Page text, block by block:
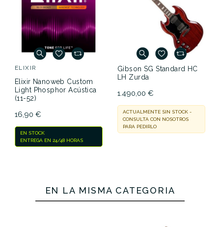
ELIXIR
Elixir Nanoweb Custom
Light Phosphor Acústica
(11-52)
16,90 €
EN STOCK
ENTREGA EN 24/48 HORAS
Gibson SG Standard HC
LH Zurda
1.490,00 €
ACTUALMENTE SIN STOCK -
CONSULTA CON NOSOTROS
PARA PEDIRLO
EN LA MISMA CATEGORÍA